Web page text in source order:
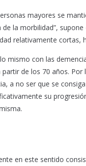
mayores se
la morbilidad”,
relativamente cortas,
mismo con las
de los 70 años.
a no ser que se
su
en este sentido